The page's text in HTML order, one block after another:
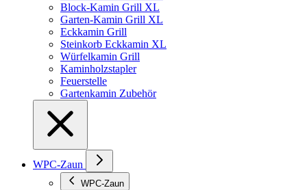
Block-Kamin Grill XL
Garten-Kamin Grill XL
Eckkamin Grill
Steinkorb Eckkamin XL
Würfelkamin Grill
Kaminholzstapler
Feuerstelle
Gartenkamin Zubehör
WPC-Zaun
WPC-Zaun